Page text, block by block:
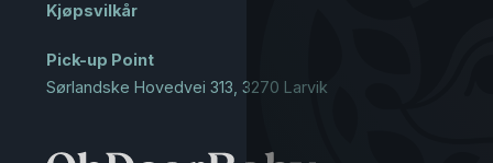
Kjøpsvilkår
Pick-up Point
Sørlandske Hovedvei 313, 3270 Larvik